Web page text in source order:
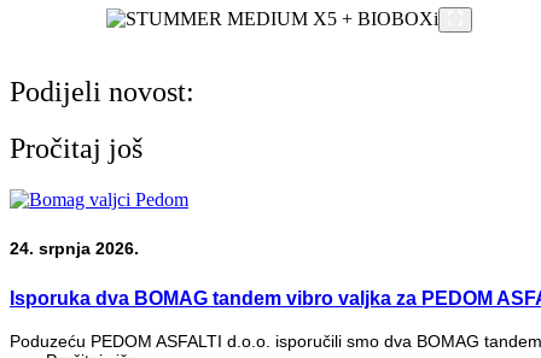
Podijeli novost:
Pročitaj još
24. srpnja 2026.
Isporuka dva BOMAG tandem vibro valjka za PEDOM
Poduzeću PEDOM ASFALTI d.o.o. isporučili smo dva BOMAG